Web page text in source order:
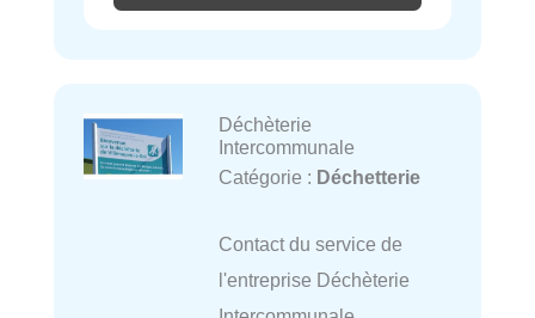
Déchèterie
Intercommunale
Catégorie : Déchetterie
Contact du service de
l'entreprise Déchèterie